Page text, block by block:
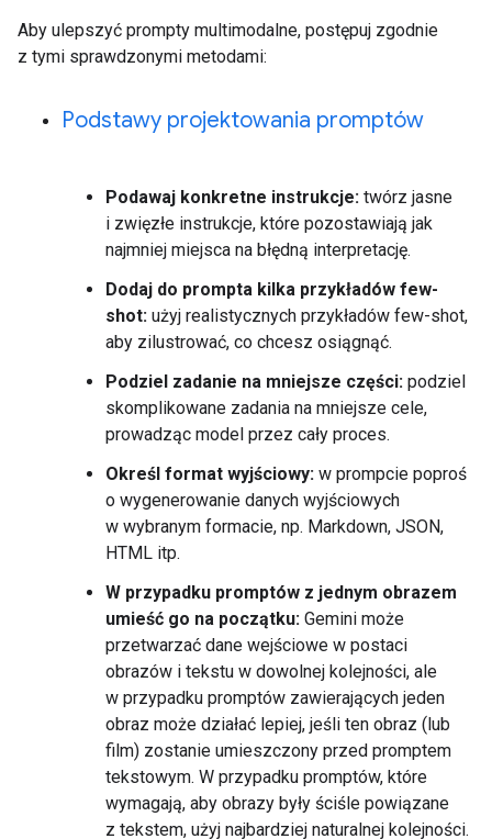
Aby ulepszyć prompty multimodalne, postępuj zgodnie
z tymi sprawdzonymi metodami:
Podstawy projektowania promptów
Podawaj konkretne instrukcje: twórz jasne
i zwięzłe instrukcje, które pozostawiają jak
najmniej miejsca na błędną interpretację.
Dodaj do prompta kilka przykładów few-
shot: użyj realistycznych przykładów few-shot,
aby zilustrować, co chcesz osiągnąć.
Podziel zadanie na mniejsze części: podziel
skomplikowane zadania na mniejsze cele,
prowadząc model przez cały proces.
Określ format wyjściowy: w prompcie poproś
o wygenerowanie danych wyjściowych
w wybranym formacie, np. Markdown, JSON,
HTML itp.
W przypadku promptów z jednym obrazem
umieść go na początku: Gemini może
przetwarzać dane wejściowe w postaci
obrazów i tekstu w dowolnej kolejności, ale
w przypadku promptów zawierających jeden
obraz może działać lepiej, jeśli ten obraz (lub
film) zostanie umieszczony przed promptem
tekstowym. W przypadku promptów, które
wymagają, aby obrazy były ściśle powiązane
z tekstem, użyj najbardziej naturalnej kolejności.